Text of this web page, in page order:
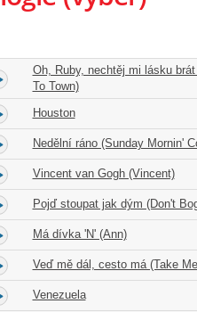
Oh, Ruby, nechtěj mi lásku
To Town)
Houston
Nedělní ráno (Sunday Mornin'
Vincent van Gogh (Vincent)
Pojď stoupat jak dým (Don't
Má dívka 'N' (Ann)
Veď mě dál, cesto má (Take
Venezuela